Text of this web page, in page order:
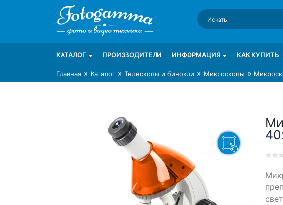
Интернет-магазин фототехники Foto-Gamma в СПб
Магазин фотоаксессуаров foto-gamma.ru
КАТАЛОГ ПРОИЗВОДИТЕЛИ ИНФОРМАЦИЯ КАК КУПИТЬ
Главная » Каталог » Телескопы и бинокли » Микроскопы »
out
based
on